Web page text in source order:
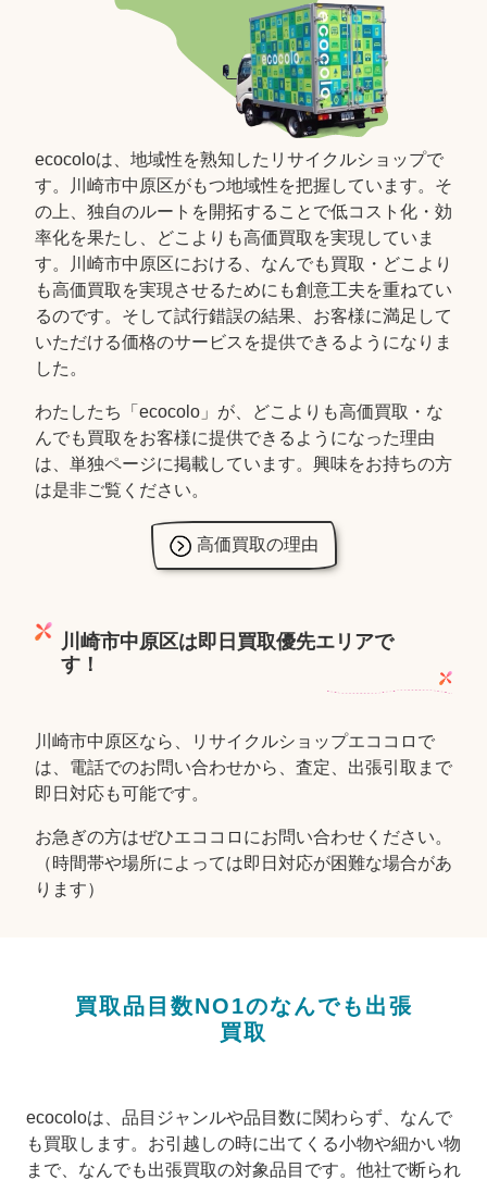
ecocoloは、地域性を熟知したリサイクルショップで
す。川崎市中原区がもつ地域性を把握しています。そ
の上、独自のルートを開拓することで低コスト化・効
率化を果たし、どこよりも高価買取を実現していま
す。川崎市中原区における、なんでも買取・どこより
も高価買取を実現させるためにも創意工夫を重ねてい
るのです。そして試行錯誤の結果、お客様に満足して
いただける価格のサービスを提供できるようになりま
した。
わたしたち「ecocolo」が、どこよりも高価買取・な
んでも買取をお客様に提供できるようになった理由
は、単独ページに掲載しています。興味をお持ちの方
は是非ご覧ください。
高価買取の理由
川崎市中原区は即日買取優先エリアで
す！
川崎市中原区なら、リサイクルショップエココロで
は、電話でのお問い合わせから、査定、出張引取まで
即日対応も可能です。
お急ぎの方はぜひエココロにお問い合わせください。
（時間帯や場所によっては即日対応が困難な場合があ
ります）
買取品目数NO1のなんでも出張
買取
ecocoloは、品目ジャンルや品目数に関わらず、なんで
も買取します。お引越しの時に出てくる小物や細かい物
まで、なんでも出張買取の対象品目です。他社で断られ